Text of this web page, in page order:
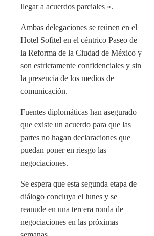
llegar a acuerdos parciales «.
Ambas delegaciones se reúnen en el
Hotel Sofitel en el céntrico Paseo de
la Reforma de la Ciudad de México y
son estrictamente confidenciales y sin
la presencia de los medios de
comunicación.
Fuentes diplomáticas han asegurado
que existe un acuerdo para que las
partes no hagan declaraciones que
puedan poner en riesgo las
negociaciones.
Se espera que esta segunda etapa de
diálogo concluya el lunes y se
reanude en una tercera ronda de
negociaciones en las próximas